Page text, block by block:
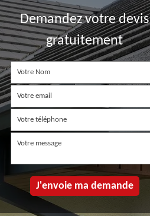
Demandez votre devis
gratuitement